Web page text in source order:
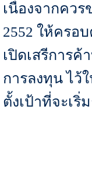
เนื่องจากคว
2552 ให้ครอ
เปิดเสรีการ
การลงทุน ไว้
ตั้งเป้าที่จะเริ่